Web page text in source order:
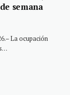
semana
La ocupación